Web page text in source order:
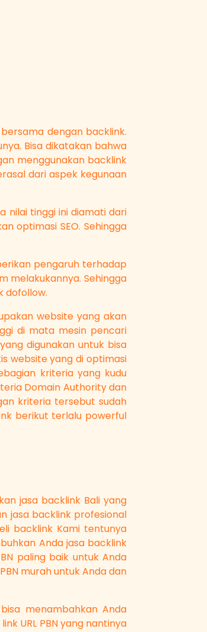
dengan backlink.
Bisa dikatakan bahwa
menggunakan backlink
dari aspek kegunaan
nilai tinggi ini diamati dari
optimasi SEO. Sehingga
pengaruh terhadap
melakukannya. Sehingga
dofollow.
website yang akan
di mata mesin pencari
digunakan untuk bisa
website yang di optimasi
kriteria yang kudu
Domain Authority dan
kriteria tersebut sudah
berikut terlalu powerful
jasa backlink Bali yang
jasa backlink profesional
backlink Kami tentunya
Anda jasa backlink
paling baik untuk Anda
murah untuk Anda dan
menambahkan Anda
URL PBN yang nantinya